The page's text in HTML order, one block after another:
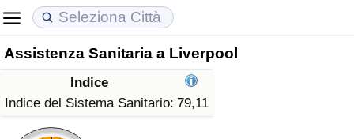
Assistenza Sanitaria a Liverpool
Indice
Indice del Sistema Sanitario: 79,11
Costo della vita
Indice Del Costo Della Vita (corrente)
Prezzi degli immobili
Indice del Prezzo delle Case (Corrente)
Qualità della Vita
Indice della Qualità della Vita